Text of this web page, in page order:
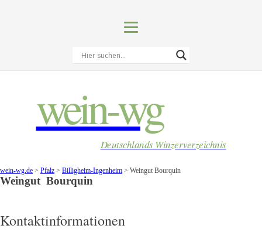
wein-wg
Deutschlands Winzerverzeichnis
wein-wg.de > Pfalz > Billigheim-Ingenheim > Weingut Bourquin
Weingut Bourquin
Kontaktinformationen